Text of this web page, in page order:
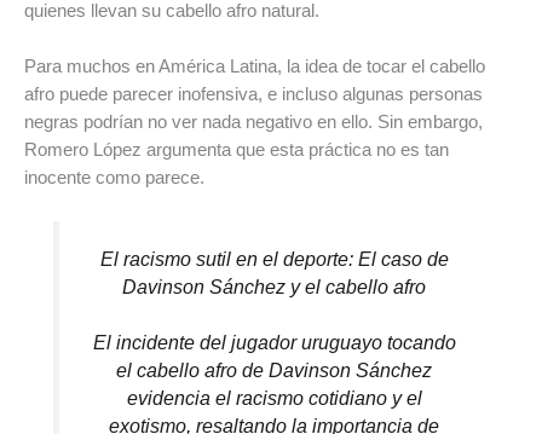
quienes llevan su cabello afro natural.
Para muchos en América Latina, la idea de tocar el cabello
afro puede parecer inofensiva, e incluso algunas personas
negras podrían no ver nada negativo en ello. Sin embargo,
Romero López argumenta que esta práctica no es tan
inocente como parece.
El racismo sutil en el deporte: El caso de
Davinson Sánchez y el cabello afro
El incidente del jugador uruguayo tocando
el cabello afro de Davinson Sánchez
evidencia el racismo cotidiano y el
exotismo, resaltando la importancia de